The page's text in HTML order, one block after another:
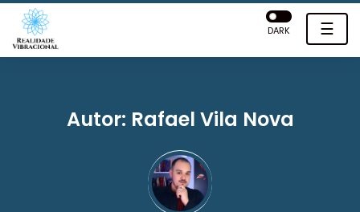
☰
DARK
Autor: Rafael Vila Nova